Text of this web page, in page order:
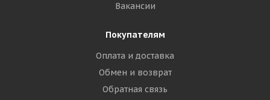
Вакансии
Покупателям
Оплата и доставка
Обмен и возврат
Обратная связь